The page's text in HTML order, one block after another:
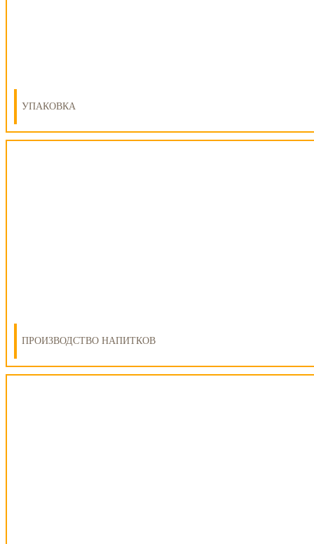
УПАКОВКА
ПРОИЗВОДСТВО НАПИТКОВ